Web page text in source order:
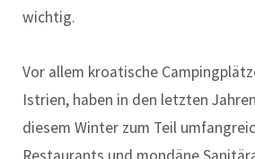
wichtig.
Vor allem kroatische
Istrien, haben in den letzten
diesem Winter zum Teil